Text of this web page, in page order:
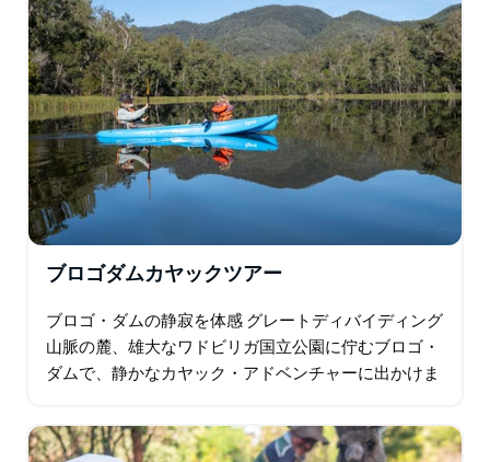
ブロゴダムカヤックツアー
ブロゴ・ダムの静寂を体感 グレートディバイディング
山脈の麓、雄大なワドビリガ国立公園に佇むブロゴ・
ダムで、静かなカヤック・アドベンチャーに出かけま
レベルの方に安心してカヤックをお楽しみいただけま
す…